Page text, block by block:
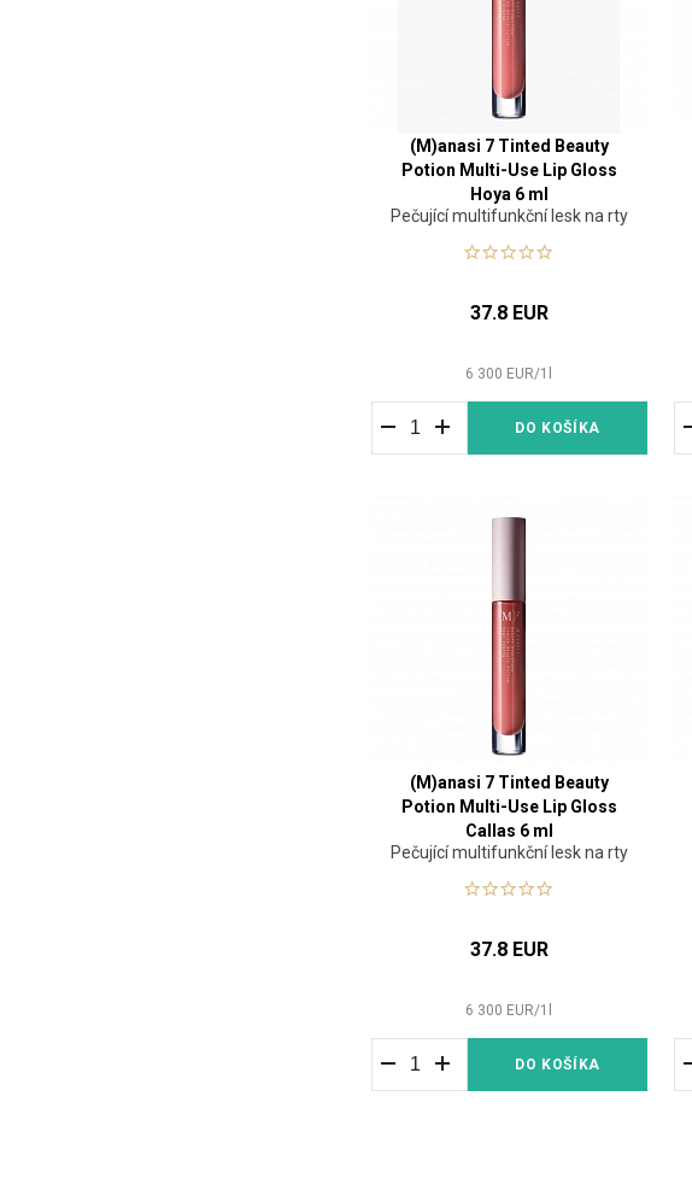
(M)anasi 7 Tinted Beauty
Potion Multi-Use Lip Gloss
Hoya 6 ml
Pečující multifunkční lesk na rty
37.8 EUR
6 300 EUR/1
DO KOŠÍKA
(M)anasi 7 Tinted Beauty
Potion Multi-Use Lip Gloss
Callas 6 ml
Pečující multifunkční lesk na rty
37.8 EUR
6 300 EUR/1
DO KOŠÍKA